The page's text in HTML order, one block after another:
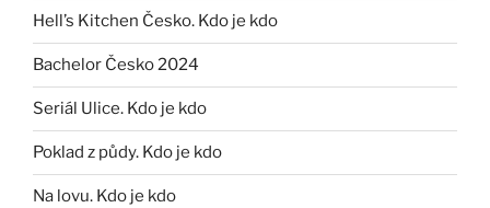
Hell’s Kitchen Česko. Kdo je kdo
Bachelor Česko 2024
Seriál Ulice. Kdo je kdo
Poklad z půdy. Kdo je kdo
Na lovu. Kdo je kdo